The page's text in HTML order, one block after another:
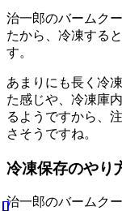
治一郎のバームク
たから、冷凍する
す。
あまりにも長く冷
た感じや、冷凍庫
るようですから、
さそうですね。
冷凍保存のやり
治一郎のバームク